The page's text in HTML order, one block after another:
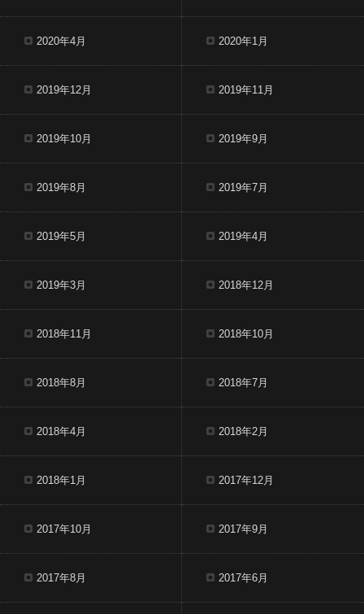
2020年4月 2020年1月
2019年12月 2019年11月
2019年10月 2019年9月
2019年8月 2019年7月
2019年5月 2019年4月
2019年3月 2018年12月
2018年11月 2018年10月
2018年8月 2018年7月
2018年4月 2018年2月
2018年1月 2017年12月
2017年10月 2017年9月
2017年8月 2017年6月